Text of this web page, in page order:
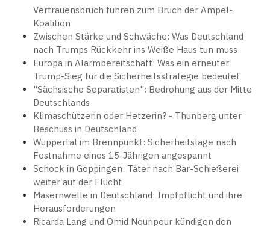
Vertrauensbruch führen zum Bruch der Ampel-
Koalition
Zwischen Stärke und Schwäche: Was Deutschland
nach Trumps Rückkehr ins Weiße Haus tun muss
Europa in Alarmbereitschaft: Was ein erneuter
Trump-Sieg für die Sicherheitsstrategie bedeutet
"Sächsische Separatisten": Bedrohung aus der Mitte
Deutschlands
Klimaschützerin oder Hetzerin? - Thunberg unter
Beschuss in Deutschland
Wuppertal im Brennpunkt: Sicherheitslage nach
Festnahme eines 15-Jährigen angespannt
Schock in Göppingen: Täter nach Bar-Schießerei
weiter auf der Flucht
Masernwelle in Deutschland: Impfpflicht und ihre
Herausforderungen
Ricarda Lang und Omid Nouripour kündigen den